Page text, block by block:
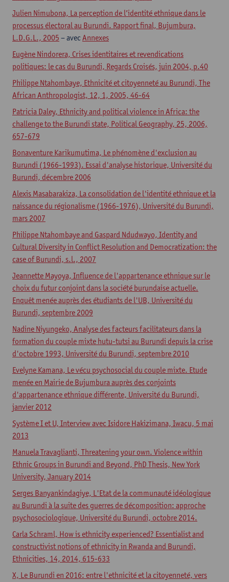
Julien Nimubona, La perception de l’identité ethnique dans le
processus électoral au Burundi. Rapport final, Bujumbura,
L.D.G.L., 2005 – avec Annexes
Eugène Nindorera, Crises identitaires et revendications
politiques: le cas du Burundi, Regards Croisés, juin 2004, p.40
Philippe Ntahombaye, Ethnicité et citoyenneté au Burundi, The
African Anthropologist, 12, 1, 2005, 46-64
Patricia Daley, Ethnicity and political violence in Africa: the
challenge to the Burundi state, Political Geography, 25, 2006,
657-679
Bonaventure Karikumutima, Le phénomène d'exclusion au
Burundi (1966-1993). Essai d'analyse historique, Université du
Burundi, décembre 2006
Alexis Masabarakiza, La consolidation de l'identité ethnique et la
naissance du régionalisme (1966-1976), Université du Burundi,
mars 2007
Philippe Ntahombaye and Gaspard Ndudwayo, Identity and
Cultural Diversity in Conflict Resolution and Democratization: the
case of Burundi, s.l., 2007
Jeannette Mayoya, Influence de l'appartenance ethnique sur le
choix du futur conjoint dans la société burundaise actuelle.
Enquêt menée auprès des étudiants de l'UB, Université du
Burundi, septembre 2009
Nadine Niyungeko, Analyse des facteurs facilitateurs dans la
formation du couple mixte hutu-tutsi au Burundi depuis la crise
d'octobre 1993, Université du Burundi, septembre 2010
Evelyne Kamana, Le vécu psychosocial du couple mixte. Etude
menée en Mairie de Bujumbura auprès des conjoints
d'appartenance ethnique différente, Université du Burundi,
janvier 2012
Système I et U, Interview avec Isidore Hakizimana, Iwacu, 5 mai
2013
Manuela Travaglianti, Threatening your own. Violence within
Ethnic Groups in Burundi and Beyond, PhD Thesis, New York
University, January 2014
Serges Banyankindagiye, L'Etat de la communauté idéologique
au Burundi à la suite des guerres de décomposition: approche
psychosociologique, Université du Burundi, octobre 2014.
Carla Schraml, How is ethnicity experienced? Essentialist and
constructivist notions of ethnicity in Rwanda and Burundi,
Ethnicities, 14, 2014, 615-633
X, Le Burundi en 2016: entre l'ethnicité et la citoyenneté, vers